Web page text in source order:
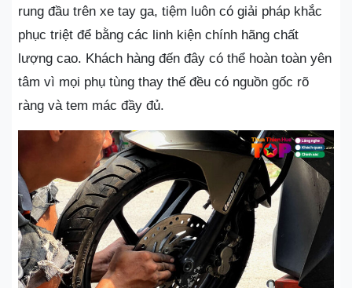
rung đầu trên xe tay ga, tiệm luôn có giải pháp khắc
phục triệt để bằng các linh kiện chính hãng chất
lượng cao. Khách hàng đến đây có thể hoàn toàn yên
tâm vì mọi phụ tùng thay thế đều có nguồn gốc rõ
ràng và tem mác đầy đủ.